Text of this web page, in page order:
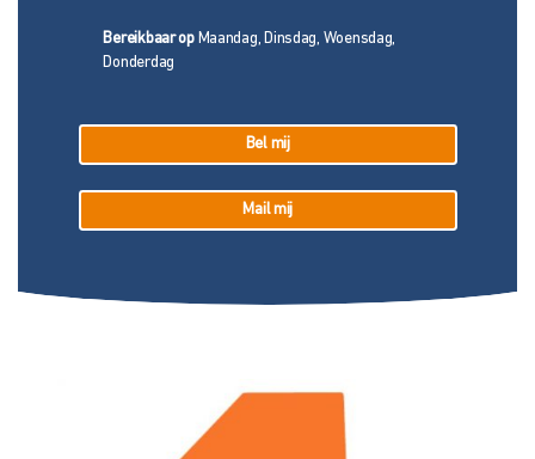
Bereikbaar opMaandag, Dinsdag, Woensdag,
Donderdag
Bel mij
Mail mij